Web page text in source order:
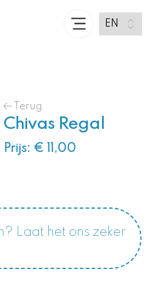
Terug
Chivas Regal
Prijs: € 11,00
Laat het ons zeker